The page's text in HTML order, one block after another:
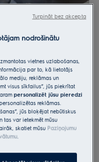
kā arī to sulu. Beigās
labi samaisiet.
nodrošinātu
vietnes uzlabošanas,
par to, kā lietotājs
mediju, reklāmas un
visus sīkfailus”, jūs piekrītat
personalizēt jūsu pieredzi
reklāmas.
jūs bloķējat nebūtiskus
tas var ietekmēt mūsu
skatiet mūsu Paziņojumu
.
Turpināt bez akcepta